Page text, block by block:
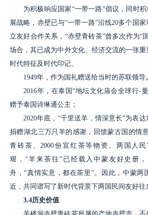
为积极响应国家“一带一路”倡议，同时
展战略，赤壁已与“一带一路”沿线20多个国
立友好合作关系，“赤壁青砖茶”曾多次作为“
场合，其已成为中外文化、经济交流的一张
时代特征及时代印记。
1949年，作为国礼赠送给当时的苏联领导
2016年，在泰国“地坛文化庙会全球行-
赠予泰国诗琳通公主；
2020年底，“千里送羊，情深意长”为表
捐赠湖北三万只羊的感谢，回馈蒙古国的情
青砖茶、2000份宜红茶等物资。两国人
艰，“羊来茶往”已经载入中蒙友好史册
舟，“真情实意，都在茶里”。因此，中蒙两
近，共同谱写了新时代背景下两国民间友好往
3.4历史价值